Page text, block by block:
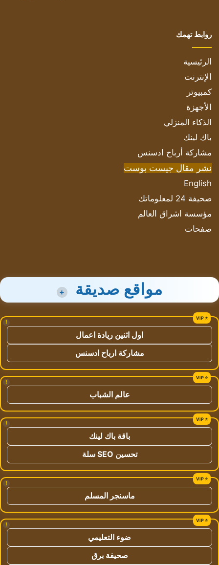
روابط تهمك
الرئيسية
الإنترنت
كمبيوتر
الأجهزة
الذكاء المنزلي
باك لينك
مشاركة أرباح ادسنس
نشر مقال جيست بوست
English
صحيفة 24 لمعلوماتك
مؤسسة اشراق العالم
صفحات
مواقع صديقة +
!
اول اثنين ريادة اعمال
مشاركة ارباح ادسنس
!
عالم الشباب
!
باقة باك لينك
تحسين SEO سلة
!
ماسنجر المسلم
!
ضوء التعليمي
صحيفة برق